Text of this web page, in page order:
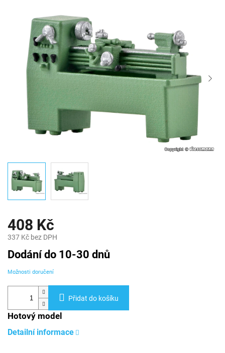
408 Kč
337 Kč bez DPH
Měrná
cena:
Dodání do 10-30 dnů
Možnosti doručení
Přidat do košíku
Hotový model
Detailní informace